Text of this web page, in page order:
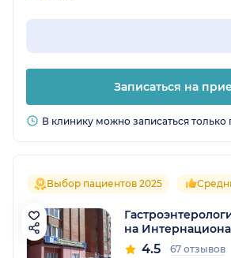
Записаться на
В клинику можно записаться
Выбор пациентов 2025
на
4.5 67 отзывов